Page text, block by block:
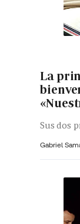
La
Sus dos
Gabriel